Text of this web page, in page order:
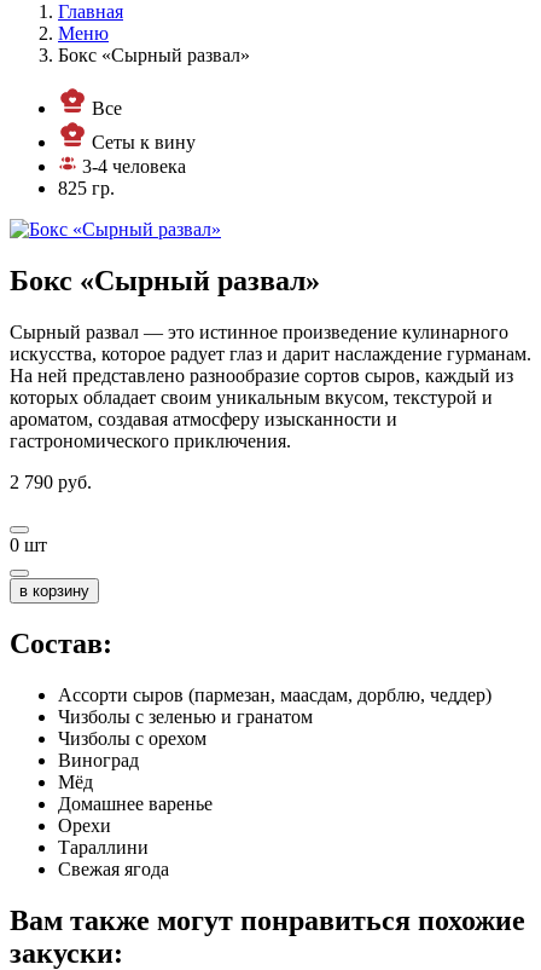
Главная
Меню
Бокс «Сырный развал»
Все
Сеты к вину
3-4 человека
825 гр.
Бокс «Сырный развал»
Сырный развал — это истинное произведение кулинарного
искусства, которое радует глаз и дарит наслаждение гурманам.
На ней представлено разнообразие сортов сыров, каждый из
которых обладает своим уникальным вкусом, текстурой и
ароматом, создавая атмосферу изысканности и
гастрономического приключения.
2 790 руб.
0 шт
в корзину
Состав:
Ассорти сыров (пармезан, маасдам, дорблю, чеддер)
Чизболы с зеленью и гранатом
Чизболы с орехом
Виноград
Мёд
Домашнее варенье
Орехи
Тараллини
Свежая ягода
Вам также могут понравиться похожие
закуски: